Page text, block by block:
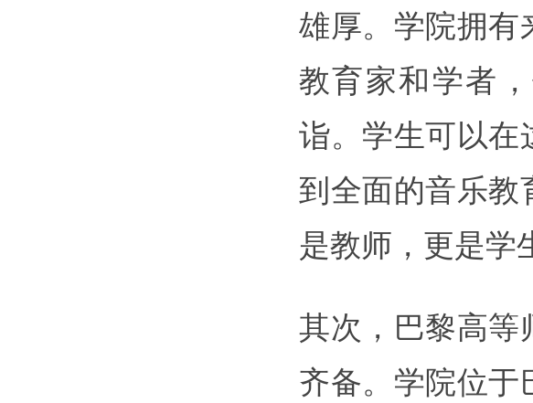
雄厚。学院拥有
教育家和学者
诣。学生可以在
到全面的音乐教
是教师，更是学
其次，巴黎高等
齐备。学院位